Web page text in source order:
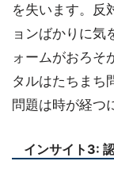
を失います。反
ョンばかりに気
ォームがおろそ
タルはたちまち
問題は時が経つ
インサイト3: